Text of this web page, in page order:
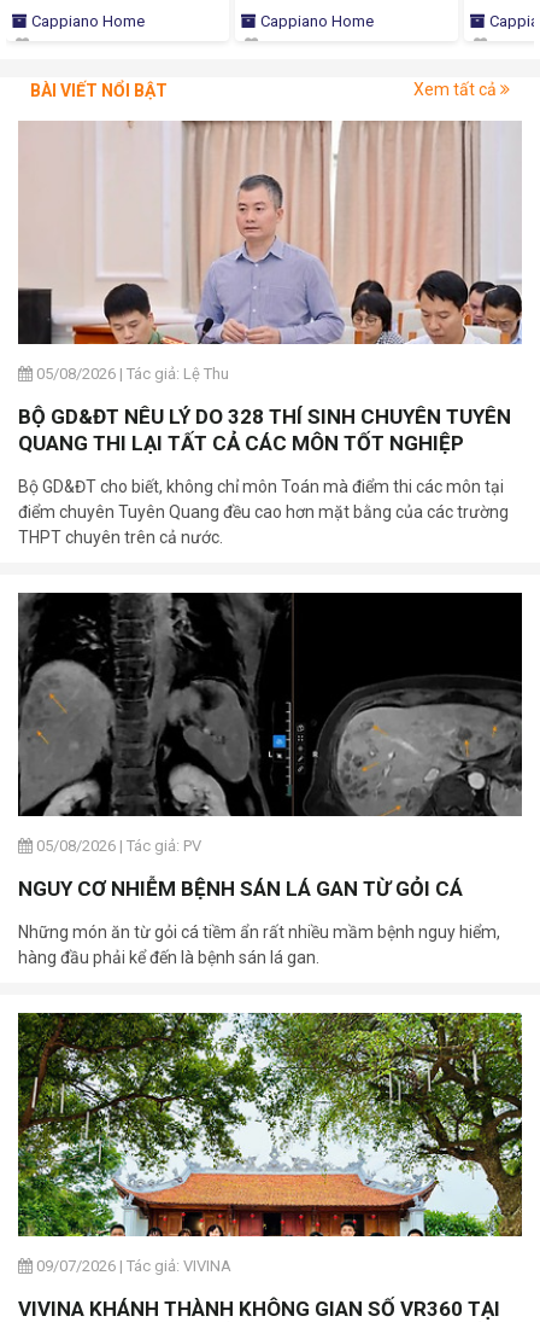
Cappiano Home Cappiano Home
BÀI VIẾT NỔI BẬT Xem tất cả
05/08/2026 | Tác giả: Lệ Thu
BỘ GD&ĐT NÊU LÝ DO 328 THÍ SINH CHUYÊN TUYÊN
QUANG THI LẠI TẤT CẢ CÁC MÔN TỐT NGHIỆP
Bộ GD&ĐT cho biết, không chỉ môn Toán mà điểm thi các môn tại
điểm chuyên Tuyên Quang đều cao hơn mặt bằng của các trường
THPT chuyên trên cả nước.
05/08/2026 | Tác giả: PV
NGUY CƠ NHIỄM BỆNH SÁN LÁ GAN TỪ GỎI CÁ
Những món ăn từ gỏi cá tiềm ẩn rất nhiều mầm bệnh nguy hiểm,
hàng đầu phải kể đến là bệnh sán lá gan.
09/07/2026 | Tác giả: VIVINA
VIVINA KHÁNH THÀNH KHÔNG GIAN SỐ VR360 TẠI